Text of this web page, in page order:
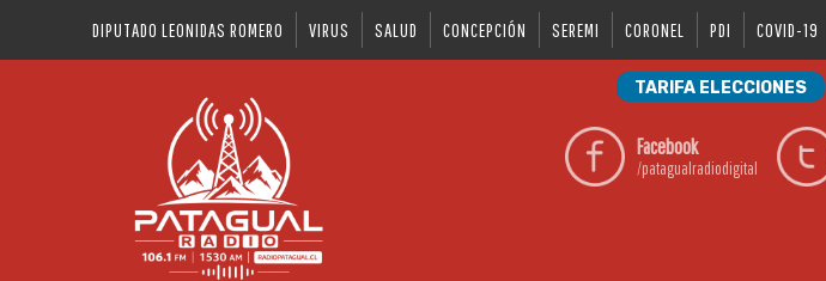
DIPUTADO LEONIDAS ROMERO VIRUS SALUD CONCEPCIÓN SEREMI CORONEL PDI COVID-19
TARIFA ELECCIONES
Facebook
/patagualradiodigital